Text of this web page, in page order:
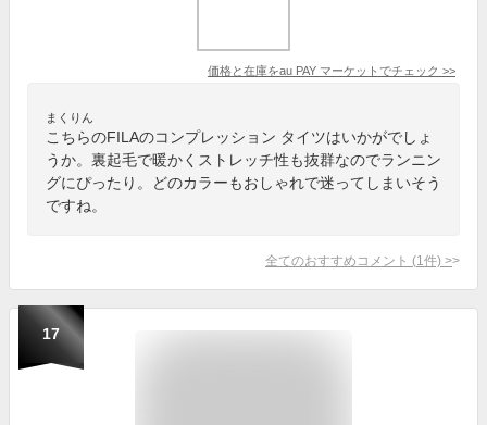
価格と在庫をau PAY マーケット でチェック >>
まくりん
こちらのFILAのコンプレッション タイツはいかがでしょ
うか。裏起毛で暖かくストレッチ性も抜群なのでランニン
グにぴったり。どのカラーもおしゃれで迷ってしまいそう
ですね。
全てのおすすめコメント (1 件) >
17